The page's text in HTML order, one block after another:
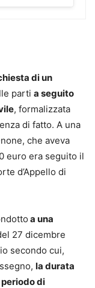
completo e
nell’ambito del
persone, per i
online
la Corte di
è attualmente
di un
parti a seguito
, formalizzata
di fatto. A una
che aveva
euro era seguito il
d’Appello di
a una
27 dicembre
secondo cui,
la durata
di